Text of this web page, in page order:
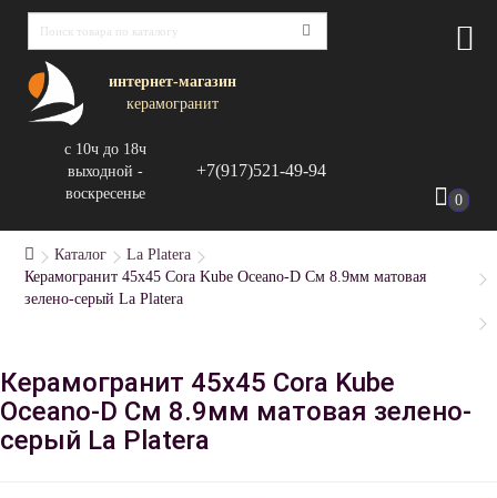
интернет-магазин
керамогранит
с 10ч до 18ч
выходной -
воскресенье
+7(917)521-49-94
0
Каталог
La Platera
Керамогранит 45x45 Cora Kube Oceano-D См 8.9мм матовая
зелено-серый La Platera
Керамогранит 45x45 Cora Kube
Oceano-D См 8.9мм матовая зелено-
серый La Platera